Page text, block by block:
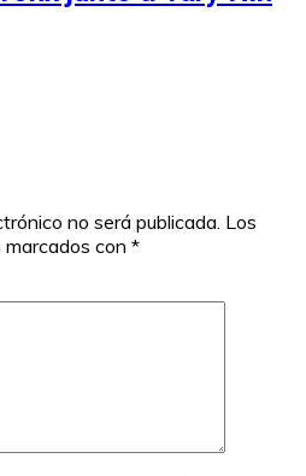
no será publicada. Los
con *